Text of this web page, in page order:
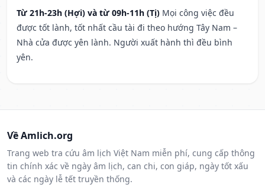
Từ 21h-23h (Hợi) và từ 09h-11h (Tị) Mọi công việc đều
được tốt lành, tốt nhất cầu tài đi theo hướng Tây Nam –
Nhà cửa được yên lành. Người xuất hành thì đều bình
yên.
Về Amlich.org
Trang web tra cứu âm lịch Việt Nam miễn phí, cung cấp thông
tin chính xác về ngày âm lịch, can chi, con giáp, ngày tốt xấu
và các ngày lễ tết truyền thống.